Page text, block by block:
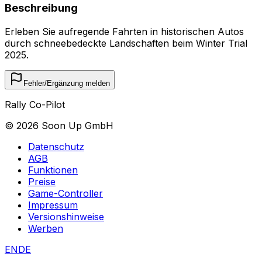
Beschreibung
Erleben Sie aufregende Fahrten in historischen Autos
durch schneebedeckte Landschaften beim Winter Trial
2025.
Fehler/Ergänzung melden
Rally Co-Pilot
© 2026 Soon Up GmbH
Datenschutz
AGB
Funktionen
Preise
Game-Controller
Impressum
Versionshinweise
Werben
ENDE